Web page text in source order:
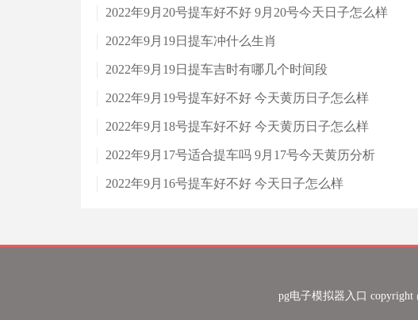
2022年9月20号提车好不好 9月20号今天日子怎么样
2022年9月19日提车冲什么生肖
2022年9月19日提车吉时有哪几个时间段
2022年9月19号提车好不好 今天黄历日子怎么样
2022年9月18号提车好不好 今天黄历日子怎么样
2022年9月17号适合提车吗 9月17号今天黄历分析
2022年9月16号提车好不好 今天日子怎么样
pg电子模拟器入口 copyright